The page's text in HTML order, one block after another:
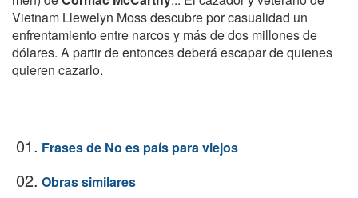
Vietnam Llewelyn Moss descubre por casualidad un
enfrentamiento entre narcos y más de dos millones de
dólares. A partir de entonces deberá escapar de quienes
quieren cazarlo.
01. Frases de No es país para viejos
02. Obras similares